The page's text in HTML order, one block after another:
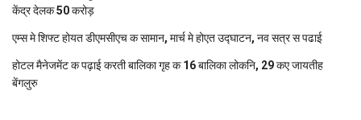
केंद्र देलक 50 करोड़
एम्स मे शिफ्ट होयत डीएमसीएच क सामान, मार्च मे होएत उद्घाटन, नव सत्र स पढाई
होटल मैनेजमेंट क पढ़ाई करती बालिका गृह क 16 बालिका लोकनि, 29 कए जायतीह
बेंगलुरु